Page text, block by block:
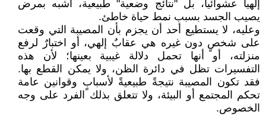
إلهياً عشوائياً، بل "نتائج وضعية" طبيعية، أشبه بمرض
يصيب الجسد بسبب نمط حياة خاطئ.
وعليه، لا يستطيع أحد أن يجزم بأن المصيبة التي وقعت
على شخصٍ دون غيره هي عقابٌ إلهي، أو اختبارٌ لرفع
منزلته، أو أنها تحمل دلالة غيبية بعينها؛ لأن هذه
التفسيرات تظل في دائرة الظن، ولا يمكن القطع بها.
فقد تكون المصيبة نتيجةً طبيعيةً لأسبابٍ وقوانين عامة
تحكم المجتمع أو البيئة، ولا تتعلق بذلك الفرد على وجه
الخصوص.